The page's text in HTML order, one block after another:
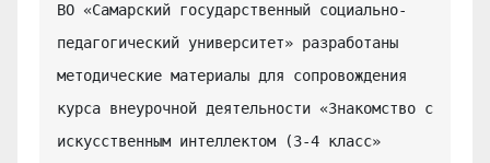
ВО «Самарский государственный социально-
педагогический университет» разработаны
методические материалы для сопровождения
курса внеурочной деятельности «Знакомство с
искусственным интеллектом (3-4 класс»